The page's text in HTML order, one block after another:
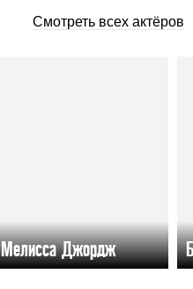
Смотреть всех актёров
Мелисса Джордж